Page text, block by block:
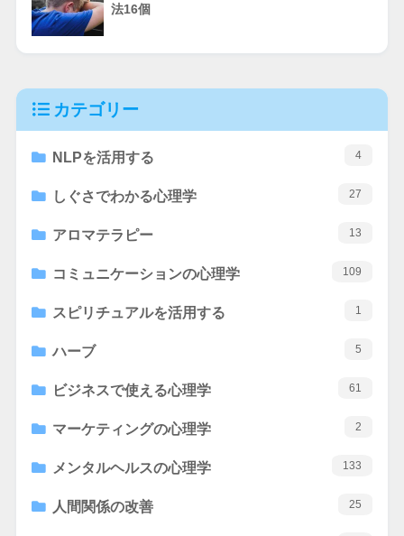
法16個
カテゴリー
NLPを活用する 4
しぐさでわかる心理学 27
アロマテラピー 13
コミュニケーションの心理学 109
スピリチュアルを活用する 1
ハーブ 5
ビジネスで使える心理学 61
マーケティングの心理学 2
メンタルヘルスの心理学 133
人間関係の改善 25